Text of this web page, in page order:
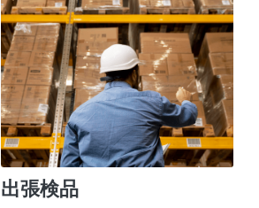
出張検品